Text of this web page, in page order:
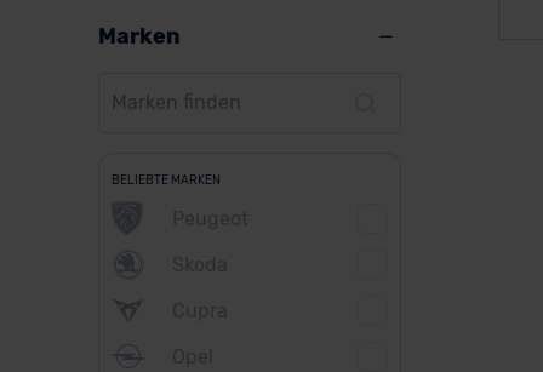
Marken
BELIEBTE MARKEN
Peugeot
Skoda
Cupra
Opel